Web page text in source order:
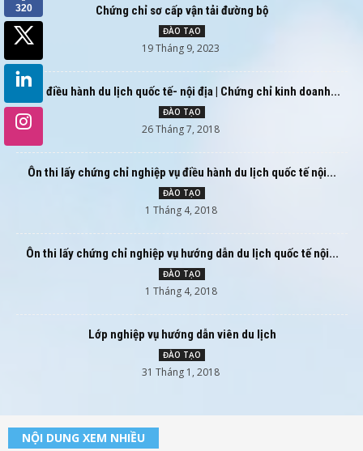
Chứng chỉ sơ cấp vận tải đường bộ
ĐÀO TẠO
19 Tháng 9, 2023
Học điều hành du lịch quốc tế- nội địa | Chứng chỉ kinh doanh...
ĐÀO TẠO
26 Tháng 7, 2018
Ôn thi lấy chứng chỉ nghiệp vụ điều hành du lịch quốc tế nội...
ĐÀO TẠO
1 Tháng 4, 2018
Ôn thi lấy chứng chỉ nghiệp vụ hướng dẫn du lịch quốc tế nội...
ĐÀO TẠO
1 Tháng 4, 2018
Lớp nghiệp vụ hướng dẫn viên du lịch
ĐÀO TẠO
31 Tháng 1, 2018
NỘI DUNG XEM NHIỀU